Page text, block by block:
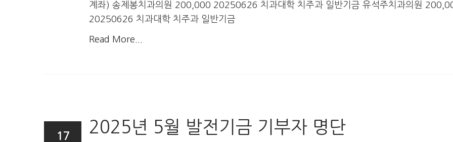
계좌) 송제봉치과의원 200,000 20250626 치과대학 치주과 일반기금 유석주치과의원
20250626 치과대학 치주과 일반기금
Read More...
2025년 5월 발전기금 기부자 명단
17